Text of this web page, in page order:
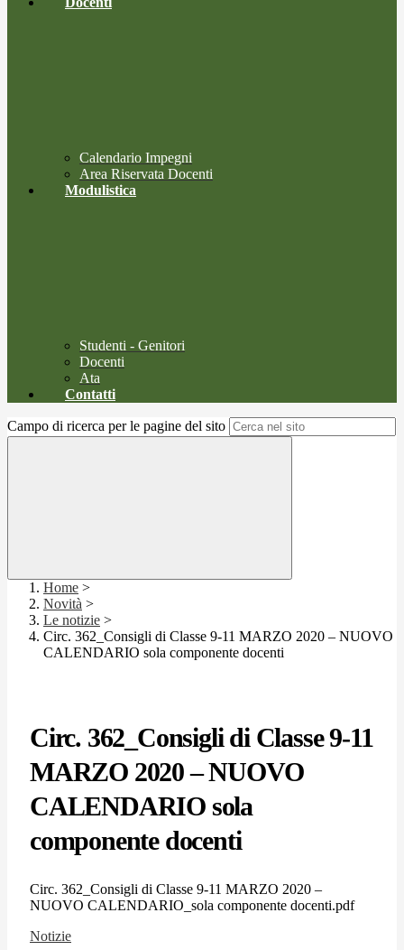
Calendario Impegni
Area Riservata Docenti
Modulistica
Studenti - Genitori
Docenti
Ata
Contatti
Campo di ricerca per le pagine del sito
Home >
Novità >
Le notizie >
Circ. 362_Consigli di Classe 9-11 MARZO 2020 – NUOVO
CALENDARIO sola componente docenti
Circ. 362_Consigli di Classe 9-11
MARZO 2020 – NUOVO
CALENDARIO sola
componente docenti
Circ. 362_Consigli di Classe 9-11 MARZO 2020 –
NUOVO CALENDARIO_sola componente docenti.pdf
Notizie